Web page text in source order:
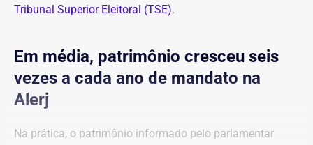
Tribunal Superior Eleitoral (TSE).
Em média, patrimônio cresceu seis
vezes a cada ano de mandato na
Alerj
Na prática, o patrimônio informado pelo parlamentar